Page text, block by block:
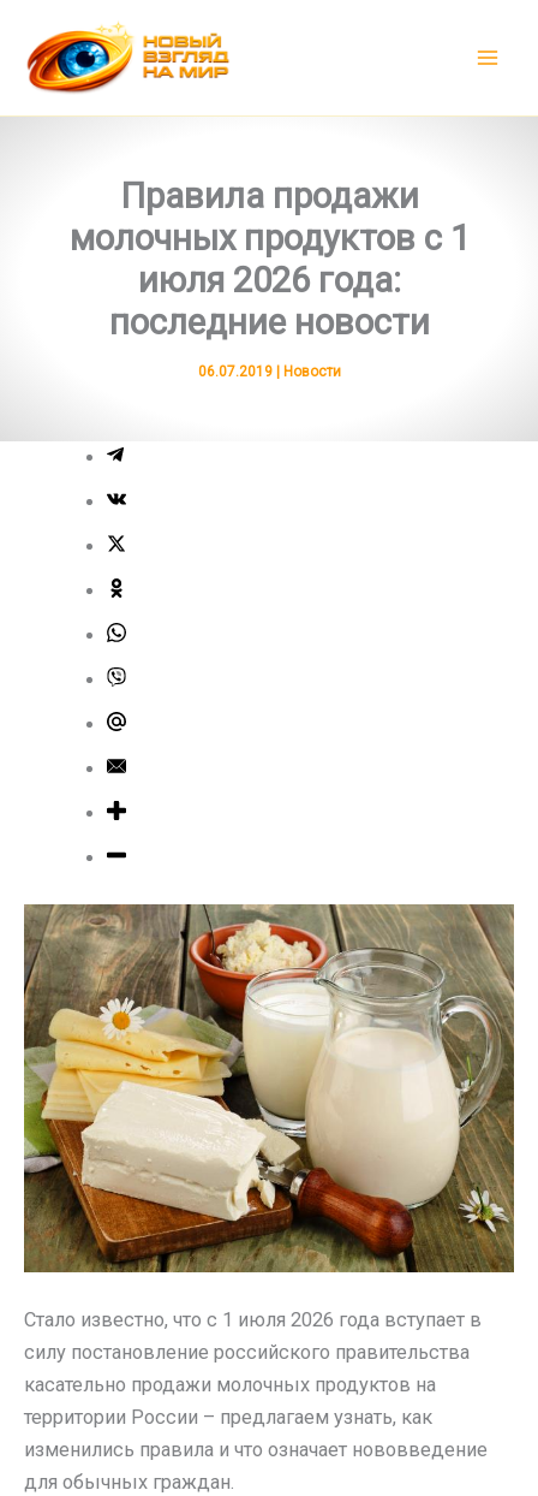
содержимому
Правила продажи
молочных продуктов с 1
июля 2026 года:
последние новости
06.07.2019 | Новости
Стало известно, что с 1 июля 2026 года вступает в
силу постановление российского правительства
касательно продажи молочных продуктов на
территории России – предлагаем узнать, как
изменились правила и что означает нововведение
для обычных граждан.